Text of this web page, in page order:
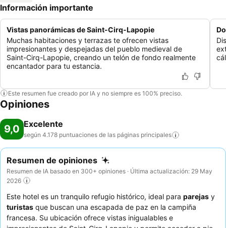
Información importante
Vistas panorámicas de Saint-Cirq-Lapopie
Muchas habitaciones y terrazas te ofrecen vistas
impresionantes y despejadas del pueblo medieval de
Saint-Cirq-Lapopie, creando un telón de fondo realmente
encantador para tu estancia.
Este resumen fue creado por IA y no siempre es 100% preciso.
Opiniones
9,0 Excelente
según 4.178 puntuaciones de las páginas principales
Resumen de opiniones
Resumen de IA basado en 300+ opiniones · Última actualización: 29 May
2026
Este hotel es un tranquilo refugio histórico, ideal para parejas y
turistas que buscan una escapada de paz en la campiña
francesa. Su ubicación ofrece vistas inigualables e